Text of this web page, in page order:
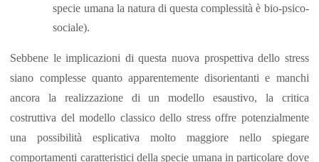
specie umana la natura di questa complessità è bio-psico-
sociale).
Sebbene le implicazioni di questa nuova prospettiva dello stress
siano complesse quanto apparentemente disorientanti e manchi
ancora la realizzazione di un modello esaustivo, la critica
costruttiva del modello classico dello stress offre potenzialmente
una possibilità esplicativa molto maggiore nello spiegare
comportamenti caratteristici della specie umana in particolare dove